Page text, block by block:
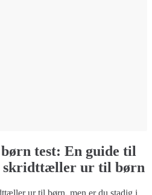
test: En guide til
skridttæller ur til børn
ur til børn, men er du stadig i